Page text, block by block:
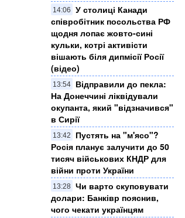
14:06
У столиці Канади
співробітник посольства РФ
щодня лопає жовто-сині
кульки, котрі активісти
вішають біля дипмісії Росії
(відео)
13:54
Відправили до пекла:
На Донеччині ліквідували
окупанта, який "відзначився"
в Сирії
13:42
Пустять на "м'ясо"?
Росія планує залучити до 50
тисяч військових КНДР для
війни проти України
13:28 Чи варто скуповувати
долари: Банківр пояснив,
чого чекати українцям